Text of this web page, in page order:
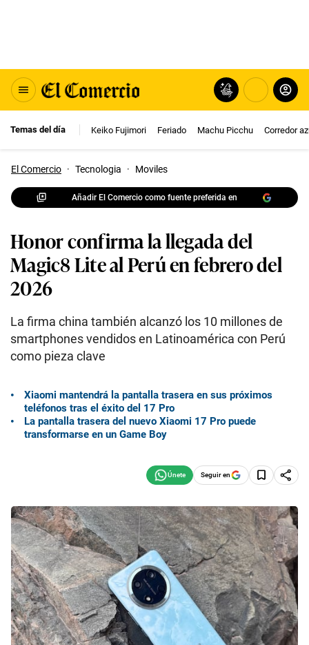
Temas del día Keiko Fujimori Feriado Machu Picchu Corredor
El Comercio · Tecnologia · Moviles
Añadir El Comercio como fuente preferida en
Honor confirma la llegada del
Magic8 Lite al Perú en febrero del
2026
La firma china también alcanzó los 10 millones de
smartphones vendidos en Latinoamérica con Perú
como pieza clave
Xiaomi mantendrá la pantalla trasera en sus próximos
teléfonos tras el éxito del 17 Pro
La pantalla trasera del nuevo Xiaomi 17 Pro puede
transformarse en un Game Boy
Seguir en